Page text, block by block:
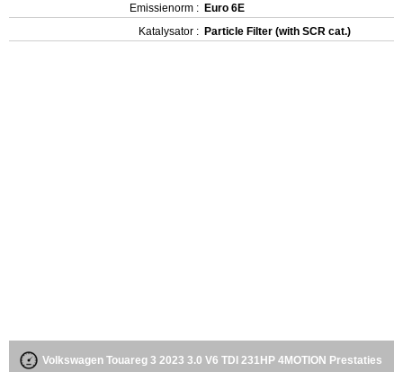
Emissienorm : Euro 6E
Katalysator : Particle Filter (with SCR cat.)
Volkswagen Touareg 3 2023 3.0 V6 TDI 231HP 4MOTION Prestaties